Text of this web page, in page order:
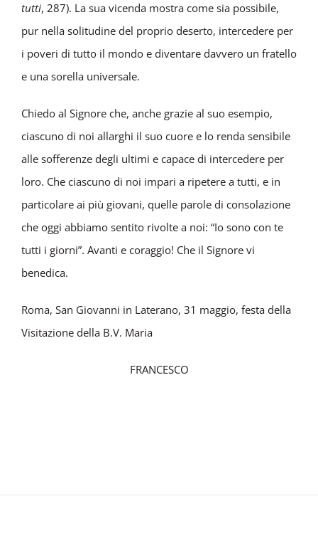
tutti, 287). La sua vicenda mostra come sia possibile,
pur nella solitudine del proprio deserto, intercedere per
i poveri di tutto il mondo e diventare davvero un fratello
e una sorella universale.
Chiedo al Signore che, anche grazie al suo esempio,
ciascuno di noi allarghi il suo cuore e lo renda sensibile
alle sofferenze degli ultimi e capace di intercedere per
loro. Che ciascuno di noi impari a ripetere a tutti, e in
particolare ai più giovani, quelle parole di consolazione
che oggi abbiamo sentito rivolte a noi: “Io sono con te
tutti i giorni”. Avanti e coraggio! Che il Signore vi
benedica.
Roma, San Giovanni in Laterano, 31 maggio, festa della
Visitazione della B.V. Maria
FRANCESCO